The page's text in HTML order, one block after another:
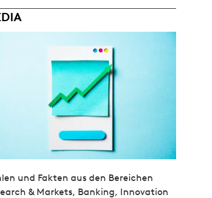
und Fakten aus den Bereichen
& Markets, Banking, Innovation